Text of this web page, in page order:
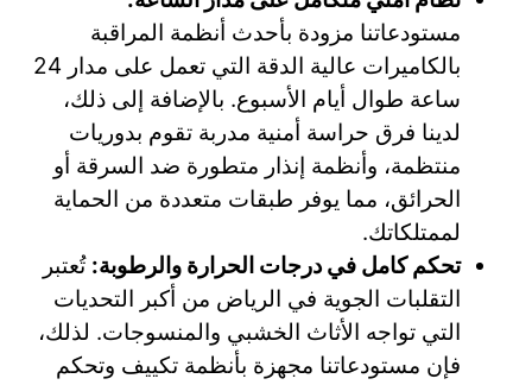
مستودعاتنا مزودة بأحدث أنظمة المراقبة
بالكاميرات عالية الدقة التي تعمل على مدار 24
ساعة طوال أيام الأسبوع. بالإضافة إلى ذلك،
لدينا فرق حراسة أمنية مدربة تقوم بدوريات
منتظمة، وأنظمة إنذار متطورة ضد السرقة أو
الحرائق، مما يوفر طبقات متعددة من الحماية
لممتلكاتك.
تحكم كامل في درجات الحرارة والرطوبة: تُعتبر
التقلبات الجوية في الرياض من أكبر التحديات
التي تواجه الأثاث الخشبي والمنسوجات. لذلك،
فإن مستودعاتنا مجهزة بأنظمة تكييف وتحكم